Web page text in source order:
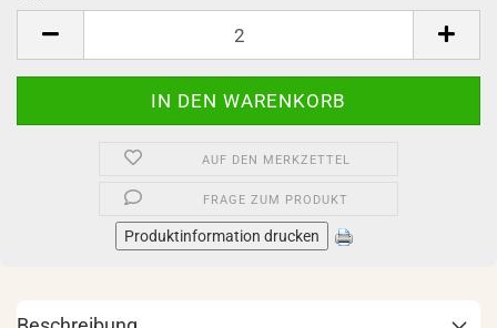
AUF DEN MERKZETTEL
FRAGE ZUM PRODUKT
Produktinformation drucken